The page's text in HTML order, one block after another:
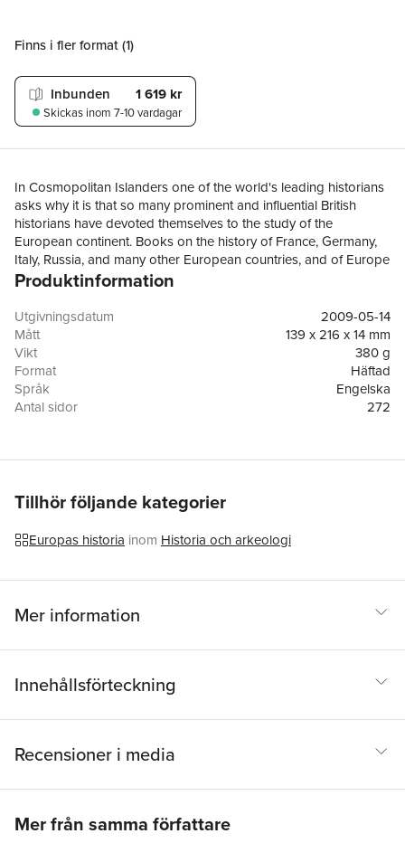
Finns i fler format (1)
Inbunden 1 619 kr
Skickas inom 7-10 vardagar
In Cosmopolitan Islanders one of the world's leading historians
asks why it is that so many prominent and influential British
historians have devoted themselves to the study of the
European continent. Books on the history of France, Germany,
Italy, Russia, and many other European countries, and of Europe
more generally, have frequently reached the best-seller lists both
themselves. Yet the same is emphatically not true in reverse.
Richard J. Evans traces the evolution of British interest in the
history of Continental Europe from the Enlightenment to the
twentieth century. He goes on to discuss why British historians
who work on aspects of European history in the present day
have chosen to do so and why this distinguished tradition is
in the future.
Produktinformation
Utgivningsdatum
2009-05-14
Mått
139 x 216 x 14 mm
Vikt
380 g
Format
Häftad
Språk
Engelska
Antal sidor
272
Tillhör följande kategorier
Europas historia inom Historia och arkeologi
Mer information
Innehållsförteckning
Recensioner i media
Mer från samma författare